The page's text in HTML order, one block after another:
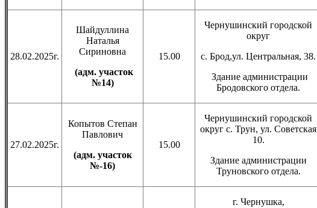
28.02.2025г.
Шайдуллина
Наталья
Сириновна
(адм. участок
№14)
15.00
Чернушинский городской
округ
с. Брод,ул. Центральная, 38.
Здание администрации
Бродовского отдела.
27.02.2025г.
Копытов Степан
Павлович
(адм. участок
№-16)
15.00
Чернушинский городской
округ с. Трун, ул. Советская
10.
Здание администрации
Труновского отдела.
г. Чернушка,